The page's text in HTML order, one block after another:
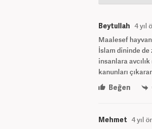
Beytullah 4 yıl
Maalesef
İslam dininde de
insanlara
kanunları
Beğen
Mehmet 4 yıl